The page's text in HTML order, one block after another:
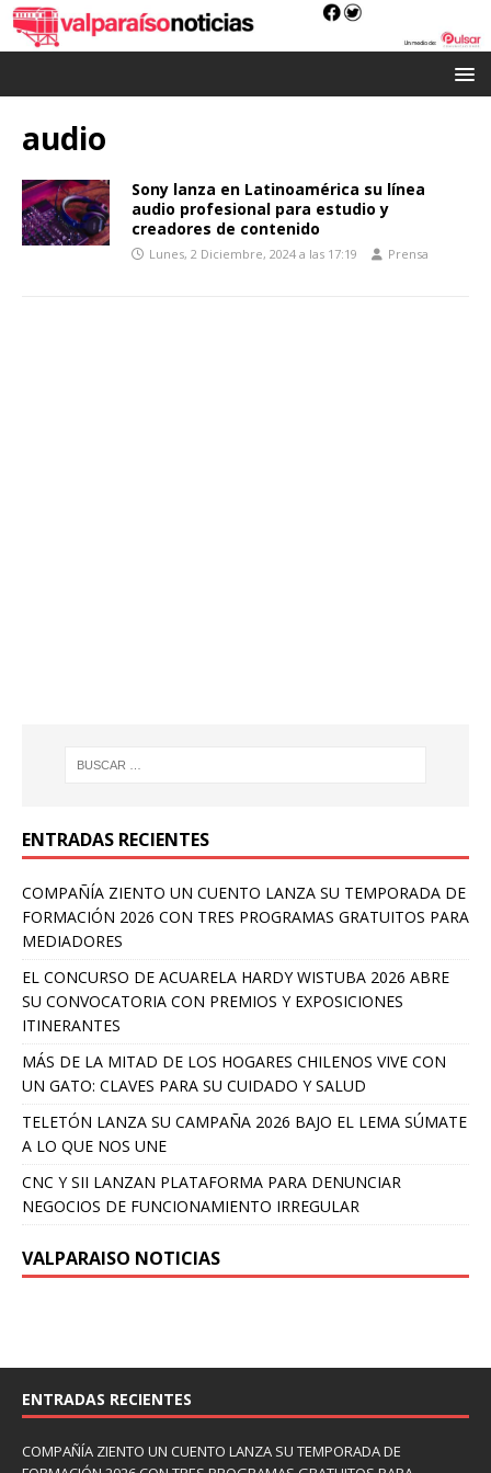
audio
Sony lanza en Latinoamérica su línea
audio profesional para estudio y
creadores de contenido
Lunes, 2 Diciembre, 2024 a las 17:19 Prensa
ENTRADAS RECIENTES
COMPAÑÍA ZIENTO UN CUENTO LANZA SU TEMPORADA DE
FORMACIÓN 2026 CON TRES PROGRAMAS GRATUITOS PARA
MEDIADORES
EL CONCURSO DE ACUARELA HARDY WISTUBA 2026 ABRE
SU CONVOCATORIA CON PREMIOS Y EXPOSICIONES
ITINERANTES
MÁS DE LA MITAD DE LOS HOGARES CHILENOS VIVE CON
UN GATO: CLAVES PARA SU CUIDADO Y SALUD
TELETÓN LANZA SU CAMPAÑA 2026 BAJO EL LEMA SÚMATE
A LO QUE NOS UNE
CNC Y SII LANZAN PLATAFORMA PARA DENUNCIAR
NEGOCIOS DE FUNCIONAMIENTO IRREGULAR
VALPARAISO NOTICIAS
ENTRADAS RECIENTES
COMPAÑÍA ZIENTO UN CUENTO LANZA SU TEMPORADA DE